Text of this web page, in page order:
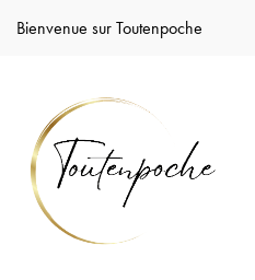
Bienvenue sur Toutenpoche